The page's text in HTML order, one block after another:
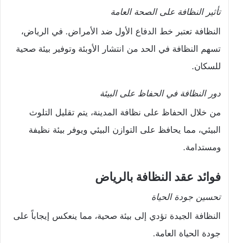
تأثير النظافة على الصحة العامة
النظافة تعتبر خط الدفاع الأول ضد الأمراض. في الرياض،
تسهم النظافة في الحد من انتشار الأوبئة وتوفير بيئة صحية
للسكان.
دور النظافة في الحفاظ على البيئة
من خلال الحفاظ على نظافة المدينة، يتم تقليل التلوث
البيئي، مما يحافظ على التوازن البيئي ويوفر بيئة نظيفة
ومستدامة.
فوائد عقد النظافة بالرياض
تحسين جودة الحياة
النظافة الجيدة تؤدي إلى بيئة صحية، مما ينعكس إيجاباً على
جودة الحياة العامة.